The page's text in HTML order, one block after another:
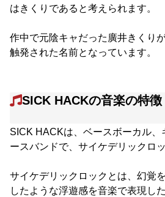
はきくりであると考えられます。
作中で元陰キャだった廣井きくり
触発された名前となっています。
SICK HACKの音楽の特徴
SICK HACKは、ベースボーカル
ースバンドで、サイケデリックロ
サイケデリックロックとは、幻覚
したような浮遊感を音楽で表現し